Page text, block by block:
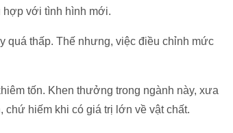
hợp với tình hình mới.
quá thấp. Thế nhưng, việc điều chỉnh mức
tốn. Khen thưởng trong ngành này, xưa
hiếm khi có giá trị lớn về vật chất.